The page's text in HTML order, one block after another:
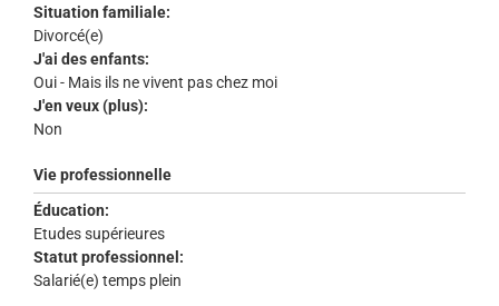
Situation familiale:
Divorcé(e)
J'ai des enfants:
Oui - Mais ils ne vivent pas chez moi
J'en veux (plus):
Non
Vie professionnelle
Éducation:
Etudes supérieures
Statut professionnel:
Salarié(e) temps plein